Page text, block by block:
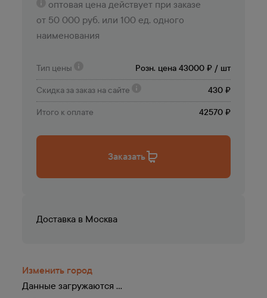
оптовая цена действует при заказе
от 50 000 руб. или 100 ед. одного
наименования
Тип цены Розн. цена 43000 ₽ / шт
Скидка за заказ на сайте 430 ₽
Итого к оплате 42570 ₽
Заказать
Доставка в Москва
Изменить город
Данные загружаются ...